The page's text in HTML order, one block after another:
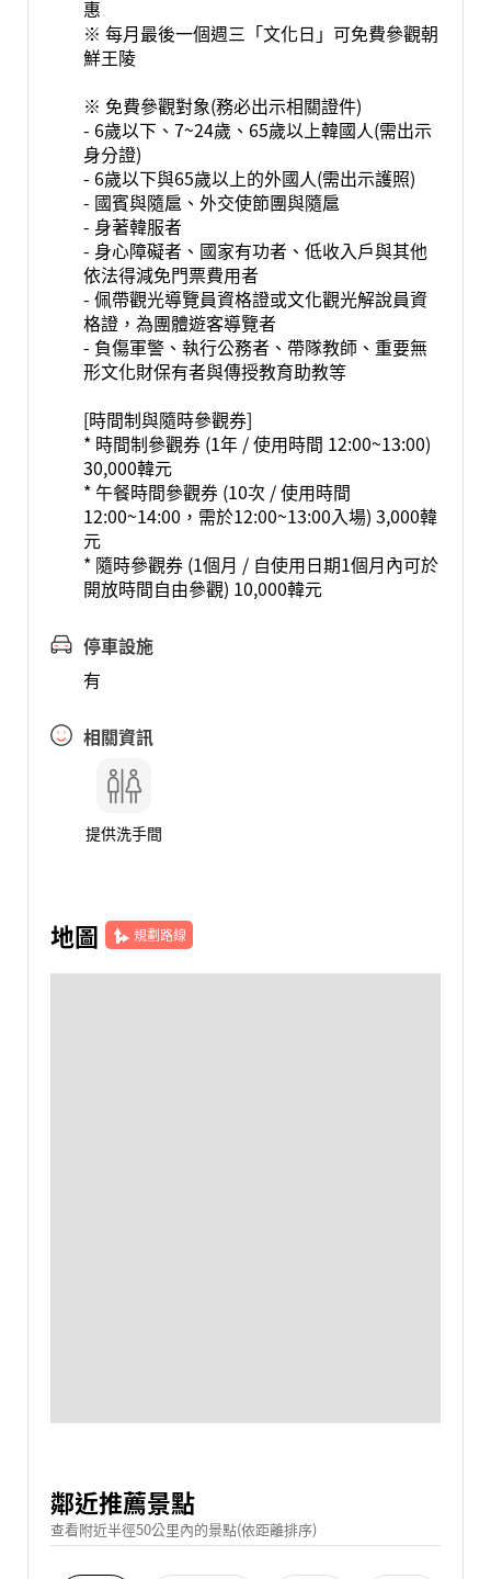
惠
※ 每月最後一個週三「文化日」可免費參觀朝
鮮王陵
※ 免費參觀對象(務必出示相關證件)
- 6歲以下、7~24歲、65歲以上韓國人(需出示
身分證)
- 6歲以下與65歲以上的外國人(需出示護照)
- 國賓與隨扈、外交使節團與隨扈
- 身著韓服者
- 身心障礙者、國家有功者、低收入戶與其他
依法得減免門票費用者
- 佩帶觀光導覽員資格證或文化觀光解說員資
格證，為團體遊客導覽者
- 負傷軍警、執行公務者、帶隊教師、重要無
形文化財保有者與傳授教育助教等
[時間制與隨時參觀券]
* 時間制參觀券 (1年 / 使用時間 12:00~13:00)
30,000韓元
* 午餐時間參觀券 (10次 / 使用時間
12:00~14:00，需於12:00~13:00入場) 3,000韓
元
* 隨時參觀券 (1個月 / 自使用日期1個月內可於
開放時間自由參觀) 10,000韓元
停車設施
有
相關資訊
提供洗手間
地圖 規劃路線
鄰近推薦景點
查看附近半徑50公里內的景點(依距離排序)